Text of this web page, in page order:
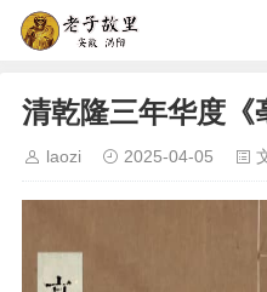
清乾隆三年华度《
laozi 2025-04-05